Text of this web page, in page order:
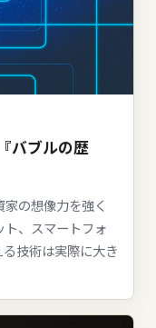
バブルの歴
の想像力を強く
、スマートフォ
技術は実際に大き